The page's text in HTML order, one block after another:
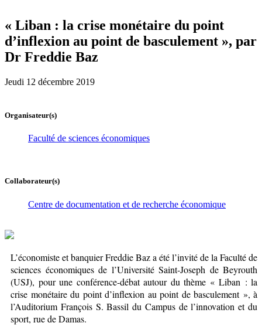
« Liban : la crise monétaire du point
d’inflexion au point de basculement », par
Dr Freddie Baz
Jeudi 12 décembre 2019
Organisateur(s)
Faculté de sciences économiques
Collaborateur(s)
Centre de documentation et de recherche économique
L’économiste et banquier Freddie Baz a été l’invité de la Faculté de
sciences économiques de l’Université Saint-Joseph de Beyrouth
(USJ), pour une conférence-débat autour du thème « Liban : la
crise monétaire du point d’inflexion au point de basculement », à
l’Auditorium François S. Bassil du Campus de l’innovation et du
sport, rue de Damas.